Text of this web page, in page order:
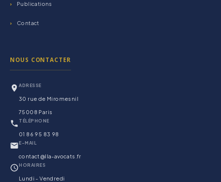
Publications
Contact
NOUS CONTACTER
ADRESSE
30 rue de Miromesnil
75008 Paris
TÉLÉPHONE
01 86 95 83 98
E-MAIL
contact@lla-avocats.fr
HORAIRES
Lundi - Vendredi